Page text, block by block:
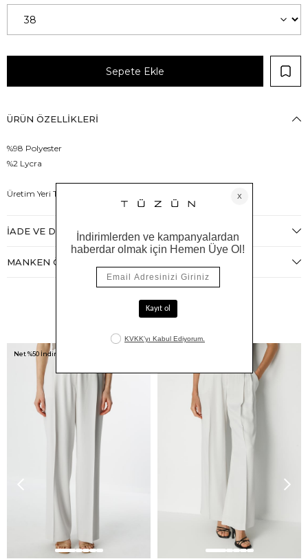
ÜRÜN ÖZELLIKLERI
%98 Polyester
%2 Lycra
Üretim Yeri Türkiye
İADE VE DEĞIŞIM
MANKEN ÖLÇÜLERI
Benzer Ürünler
Net %50 İndirim!